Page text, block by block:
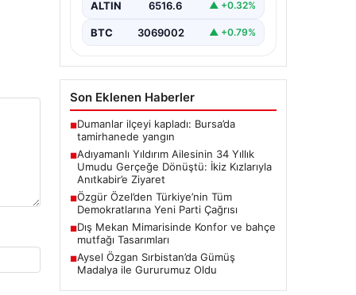
ve Zeynep Yıldırım (59) çifti, tam
ALTIN 6516.6 ▲ +0.32%
BTC 3069002 ▲ +0.79%
Son Eklenen Haberler
■Dumanlar ilçeyi kapladı: Bursa’da
tamirhanede yangın
■Adıyamanlı Yıldırım Ailesinin 34 Yıllık
Umudu Gerçeğe Dönüştü: İkiz Kızlarıyla
Anıtkabir’e Ziyaret
■Özgür Özel’den Türkiye’nin Tüm
Demokratlarına Yeni Parti Çağrısı
■Dış Mekan Mimarisinde Konfor ve bahçe
mutfağı Tasarımları
■Aysel Özgan Sırbistan’da Gümüş
Madalya ile Gururumuz Oldu